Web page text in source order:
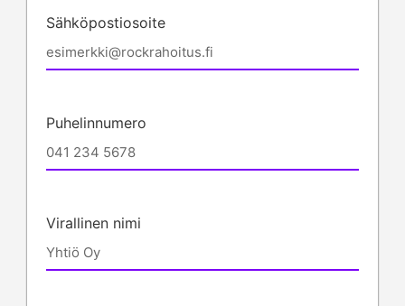
Sähköpostiosoite
Puhelinnumero
Virallinen nimi